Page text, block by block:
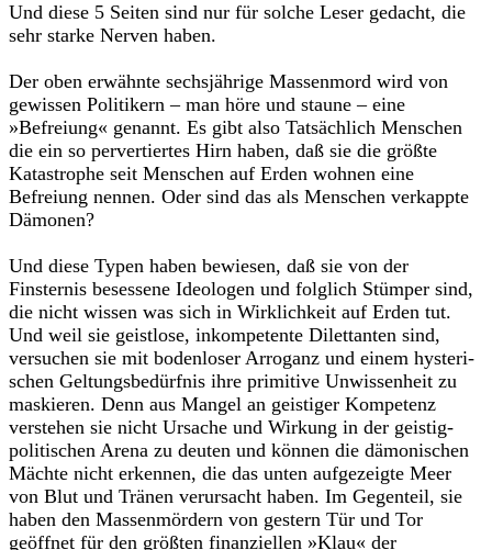
Und diese 5 Seiten sind nur für solche Leser gedacht, die
sehr starke Nerven haben.
Der oben erwähnte sechsjährige Massenmord wird von
gewissen Po­litikern – man höre und staune – eine
»Befreiung« genannt. Es gibt also Tatsächlich Menschen
die ein so pervertiertes Hirn haben, daß sie die größte
Katastrophe seit Menschen auf Erden wohnen eine
Befreiung nennen. Oder sind das als Menschen verkappte
Dämonen?
Und diese Typen haben bewiesen, daß sie von der
Finsternis beses­sene Ideologen und folglich Stümper sind,
die nicht wissen was sich in Wirklichkeit auf Erden tut.
Und weil sie geistlose, inkompetente Dilet­tanten sind,
versuchen sie mit bodenloser Arroganz und einem hysteri­
schen Geltungsbedürfnis ihre primitive Unwissenheit zu
maskieren. Denn aus Mangel an geistiger Kompetenz
verstehen sie nicht Ursache und Wirkung in der geistig-
politischen Arena zu deuten und können die dämonischen
Mächte nicht erkennen, die das unten aufgezeigte Meer
von Blut und Tränen verursacht haben. Im Gegenteil, sie
haben den Massenmördern von gestern Tür und Tor
geöffnet für den größten finan­ziellen »Klau« der